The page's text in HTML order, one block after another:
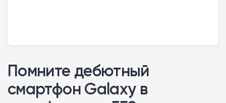
Помните дебютный
смартфон Galaxy в